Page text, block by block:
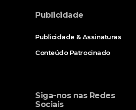
Publicidade
Publicidade & Assinaturas
Conteúdo Patrocinado
Siga-nos nas Redes
Sociais